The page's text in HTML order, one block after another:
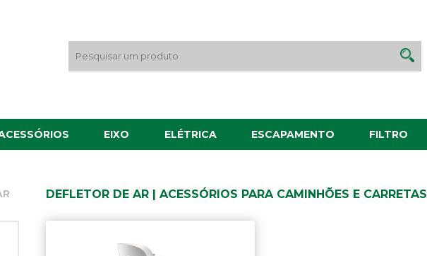
EIXO ELÉTRICA ESCAPAMENTO FILTRO
DEFLETOR DE AR | ACESSÓRIOS PARA CAMINHÕES E CARRETAS